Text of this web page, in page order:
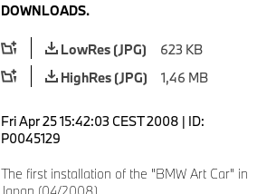
DOWNLOADS.
LowRes (JPG)
623 KB
HighRes (JPG)
1,46 MB
Fri Apr 25 15:42:03 CEST 2008 | ID:
P0045129
The first installation of the "BMW Art Car" in